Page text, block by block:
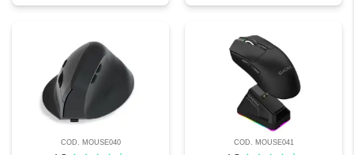
COD. MOUSE040 COD. MOUSE041